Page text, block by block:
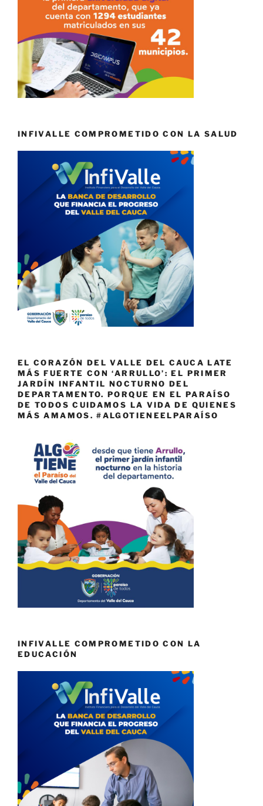
INFIVALLE COMPROMETIDO CON LA SALUD
EL CORAZÓN DEL VALLE DEL CAUCA LATE
MÁS FUERTE CON ‘ARRULLO’: EL PRIMER
JARDÍN INFANTIL NOCTURNO DEL
DEPARTAMENTO. PORQUE EN EL PARAÍSO
DE TODOS CUIDAMOS LA VIDA DE QUIENES
MÁS AMAMOS. #ALGOTIENEELPARAÍSO
INFIVALLE COMPROMETIDO CON LA
EDUCACIÓN